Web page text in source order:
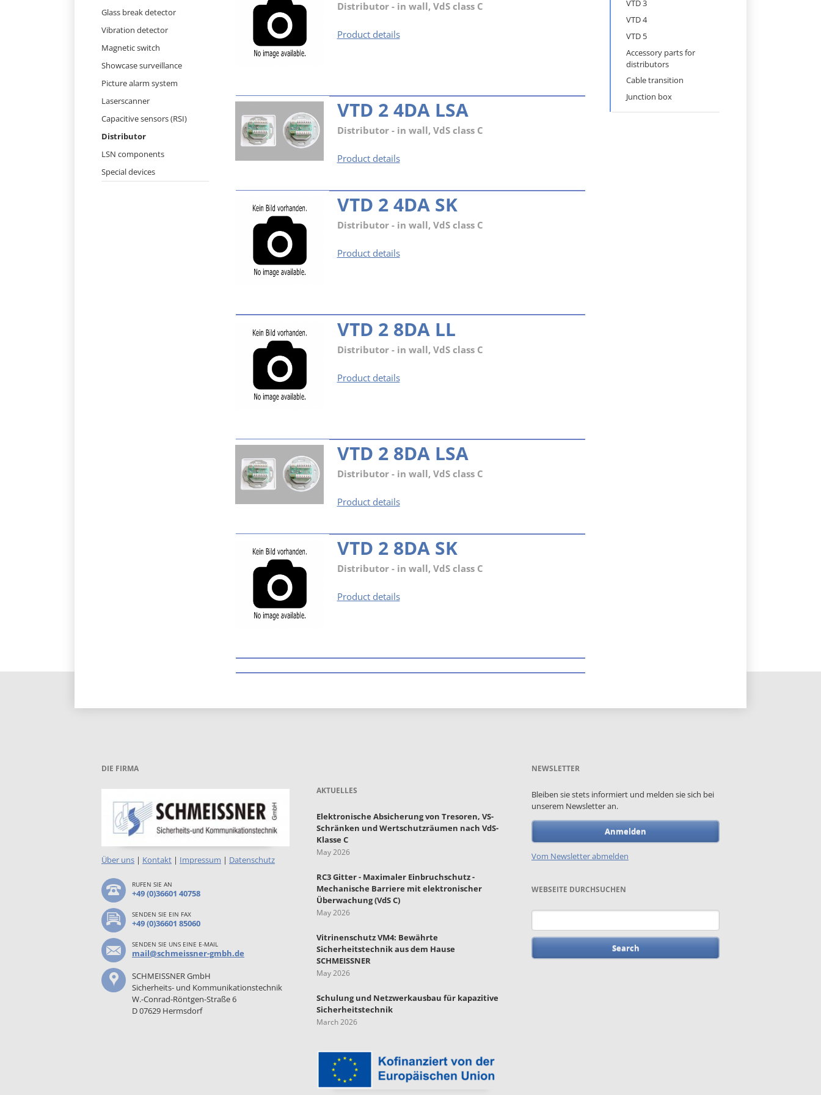
Skip
Glass break detector
Vibration detector
Magnetic switch
Showcase surveillance
Picture alarm system
Laserscanner
Capacitive sensors (RSI)
Distributor
LSN components
Special devices
Distributor - in wall, VdS class C
Product detailsVTD
VTD 2 4DA LSA
Distributor - in wall, VdS class C
Product detailsVTD
LSA
VTD 2 4DA SK
Distributor - in wall, VdS class C
Product detailsVTD
VTD 2 8DA LL
Distributor - in wall, VdS class C
Product detailsVTD
VTD 2 8DA LSA
Distributor - in wall, VdS class C
Product detailsVTD
LSA
VTD 2 8DA SK
Distributor - in wall, VdS class C
Product detailsVTD
navigation
VTD 3
VTD 4
VTD 5
Accessory parts for
distributors
Cable transition
Junction box
DIE FIRMA
Über uns | Kontakt | Impressum | Datenschutz
RUFEN SIE AN
+49 (0)36601 40758
SENDEN SIE EIN FAX
+49 (0)36601 85060
SENDEN SIE UNS EINE E-MAIL
mail@schmeissner-gmbh.de
SCHMEISSNER GmbH
Sicherheits- und Kommunikationstechnik
W.-Conrad-Röntgen-Straße 6
D 07629 Hermsdorf
AKTUELLES
Elektronische Absicherung von Tresoren, VS-
Schränken und Wertschutzräumen nach VdS-
Klasse C
May 2026
RC3 Gitter - Maximaler Einbruchschutz -
Mechanische Barriere mit elektronischer
Überwachung (VdS C)
May 2026
Vitrinenschutz VM4: Bewährte
Sicherheitstechnik aus dem Hause
SCHMEISSNER
May 2026
Schulung und Netzwerkausbau für kapazitive
Sicherheitstechnik
March 2026
NEWSLETTER
Bleiben sie stets informiert und melden sie sich bei
unserem Newsletter an.
Anmelden
Vom Newsletter abmelden
WEBSEITE DURCHSUCHEN